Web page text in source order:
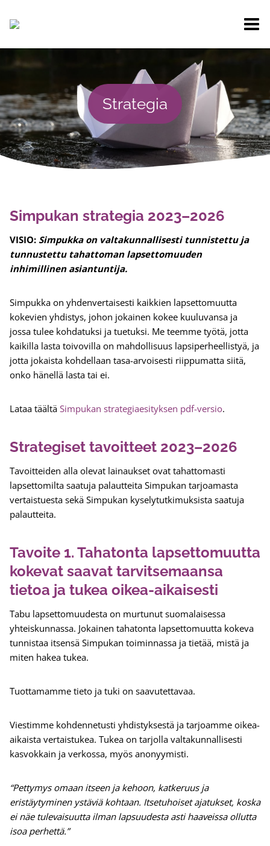
sisältöön
Strategia
Simpukan strategia 2023–2026
VISIO: Simpukka on valtakunnallisesti tunnistettu ja
tunnustettu tahattoman lapsettomuuden
inhimillinen asiantuntija.
Simpukka on yhdenvertaisesti kaikkien lapsettomuutta
kokevien yhdistys, johon jokainen kokee kuuluvansa ja
jossa tulee kohdatuksi ja tuetuksi. Me teemme työtä, jotta
kaikilla lasta toivovilla on mahdollisuus lapsiperheellistyä, ja
jotta jokaista kohdellaan tasa-arvoisesti riippumatta siitä,
onko hänellä lasta tai ei.
Lataa täältä Simpukan strategiaesityksen pdf-versio.
Strategiset tavoitteet 2023–2026
Tavoitteiden alla olevat lainaukset ovat tahattomasti
lapsettomilta saatuja palautteita Simpukan tarjoamasta
vertaistuesta sekä Simpukan kyselytutkimuksista saatuja
palautteita.
Tavoite 1. Tahatonta lapsettomuutta
kokevat saavat tarvitsemaansa
tietoa ja tukea oikea-aikaisesti
Tabu lapsettomuudesta on murtunut suomalaisessa
yhteiskunnassa. Jokainen tahatonta lapsettomuutta kokeva
tunnistaa itsensä Simpukan toiminnassa ja tietää, mistä ja
miten hakea tukea.
Tuottamamme tieto ja tuki on saavutettavaa.
Viestimme kohdennetusti yhdistyksestä ja tarjoamme oikea-
aikaista vertaistukea. Tukea on tarjolla valtakunnallisesti
kasvokkain ja verkossa, myös anonyymisti.
“Pettymys omaan itseen ja kehoon, katkeruus ja
eristäytyminen ystäviä kohtaan. Itsetuhoiset ajatukset, koska
ei näe tulevaisuutta ilman lapsuudesta asti haaveissa ollutta
isoa perhettä.”